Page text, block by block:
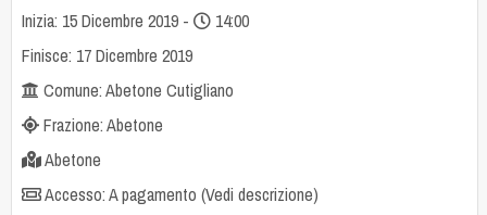
Inizia: 15 Dicembre 2019 -
14:00
Finisce: 17 Dicembre 2019
Comune: Abetone Cutigliano
Frazione: Abetone
Abetone
Accesso: A pagamento (Vedi descrizione)